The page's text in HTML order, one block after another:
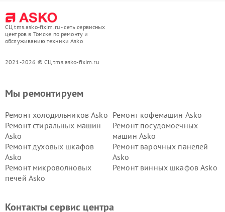
СЦ tms.asko-fixim.ru - сеть сервисных
центров в Томске по ремонту и
обслуживанию техники Asko
2021-2026 © СЦ tms.asko-fixim.ru
Мы ремонтируем
Ремонт холодильников Asko Ремонт кофемашин Asko
Ремонт стиральных машин
Asko
Ремонт посудомоечных
машин Asko
Ремонт духовых шкафов
Asko
Ремонт варочных панелей
Asko
Ремонт микроволновых
печей Asko
Ремонт винных шкафов Asko
Ремонт подогревателей
Ремонт промышленных
Контакты сервис центра